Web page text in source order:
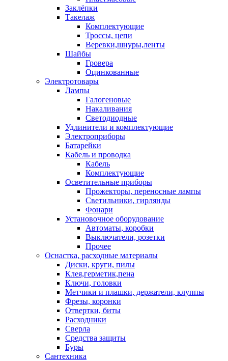
Заклёпки
Такелаж
Комплектующие
Троссы, цепи
Веревки,шнуры,ленты
Шайбы
Гровера
Оцинкованные
Электротовары
Лампы
Галогеновые
Накаливания
Светодиодные
Удлинители и комплектующие
Электроприборы
Батарейки
Кабель и проводка
Кабель
Комплектующие
Осветительные приборы
Прожекторы, переносные лампы
Светильники, гирлянды
Фонари
Установочное оборудование
Автоматы, коробки
Выключатели, розетки
Прочее
Оснастка, расходные материалы
Диски, круги, пилы
Клея,герметик,пена
Ключи, головки
Метчики и плашки, держатели, клуппы
Фрезы, коронки
Отвертки, биты
Расходники
Сверла
Средства защиты
Буры
Сантехника